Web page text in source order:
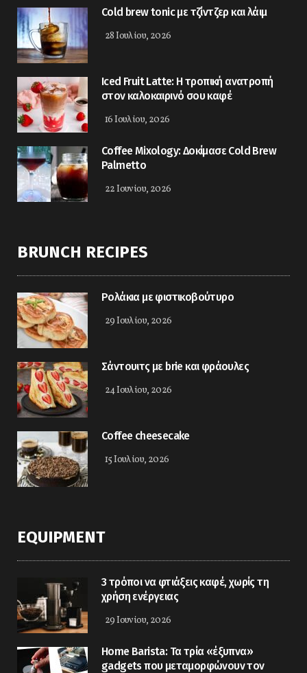
Cold brew tonic με τζίντζερ και λάιμ
28 Ιουλίου, 2026
Iced Fruit Latte: Η τροπική ανατροπή
στον καλοκαιρινό σου καφέ
16 Ιουλίου, 2026
Coffee Mixology: Δοκίμασε Cold Brew
Palmetto
22 Ιουνίου, 2026
BRUNCH RECIPES
Ρολάκια με φιστικοβούτυρο
29 Ιουλίου, 2026
Σάντουιτς με brie και φράουλες
24 Ιουλίου, 2026
Coffee cheesecake
15 Ιουλίου, 2026
EQUIPMENT
3 τρόποι να φτιάξεις καφέ, χωρίς τη
χρήση ενέργειας
29 Ιουνίου, 2026
Home Barista: Τα τρία «έξυπνα»
gadgets που μεταμορφώνουν τον